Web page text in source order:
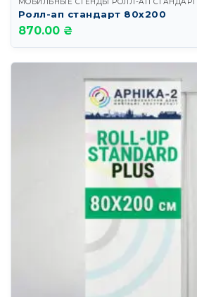
Ролл-ап стандарт 80х200
870.00 ₴